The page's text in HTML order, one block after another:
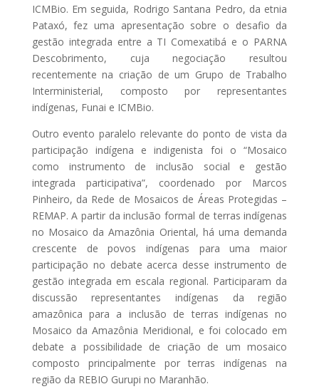
ICMBio. Em seguida, Rodrigo Santana Pedro, da etnia
Pataxó, fez uma apresentação sobre o desafio da
gestão integrada entre a TI Comexatibá e o PARNA
Descobrimento, cuja negociação resultou
recentemente na criação de um Grupo de Trabalho
Interministerial, composto por representantes
indígenas, Funai e ICMBio.
Outro evento paralelo relevante do ponto de vista da
participação indígena e indigenista foi o “Mosaico
como instrumento de inclusão social e gestão
integrada participativa”, coordenado por Marcos
Pinheiro, da Rede de Mosaicos de Áreas Protegidas –
REMAP. A partir da inclusão formal de terras indígenas
no Mosaico da Amazônia Oriental, há uma demanda
crescente de povos indígenas para uma maior
participação no debate acerca desse instrumento de
gestão integrada em escala regional. Participaram da
discussão representantes indígenas da região
amazônica para a inclusão de terras indígenas no
Mosaico da Amazônia Meridional, e foi colocado em
debate a possibilidade de criação de um mosaico
composto principalmente por terras indígenas na
região da REBIO Gurupi no Maranhão.